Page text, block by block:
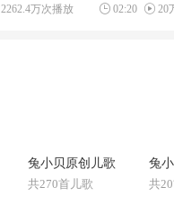
2262.4万次播放 02:20 20
兔小贝原创儿歌
共270首儿歌
兔
共